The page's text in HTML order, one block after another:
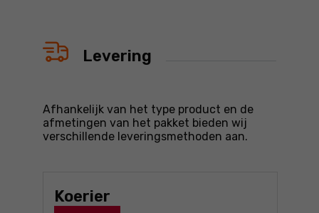
Levering
Afhankelijk van het type product en de
afmetingen van het pakket bieden wij
verschillende leveringsmethoden aan.
Koerier